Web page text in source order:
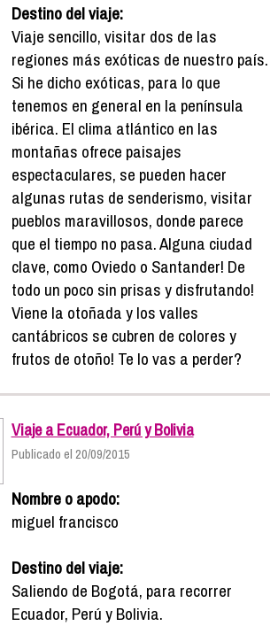
Destino del viaje:
Viaje sencillo, visitar dos de las
regiones más exóticas de nuestro país.
Si he dicho exóticas, para lo que
tenemos en general en la península
ibérica. El clima atlántico en las
montañas ofrece paisajes
espectaculares, se pueden hacer
algunas rutas de senderismo, visitar
pueblos maravillosos, donde parece
que el tiempo no pasa. Alguna ciudad
clave, como Oviedo o Santander! De
todo un poco sin prisas y disfrutando!
Viene la otoñada y los valles
cantábricos se cubren de colores y
frutos de otoño! Te lo vas a perder?
Viaje a Ecuador, Perú y Bolivia
Publicado el 20/09/2015
Nombre o apodo:
miguel francisco
Destino del viaje:
Saliendo de Bogotá, para recorrer
Ecuador, Perú y Bolivia.